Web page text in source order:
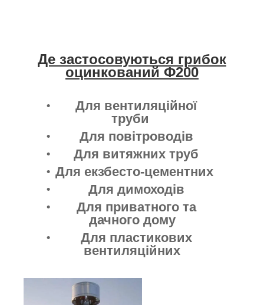
Де застосовуються грибок
оцинкований Ф200
Для вентиляційної
труби
Для повітроводів
Для витяжних труб
Для екзбесто-цементних
Для димоходів
Для приватного та
дачного дому
Для пластикових
вентиляційних